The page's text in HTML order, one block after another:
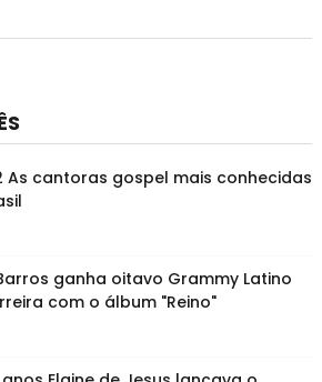
As cantoras gospel mais conhecidas
ganha oitavo Grammy Latino
com o álbum "Reino"